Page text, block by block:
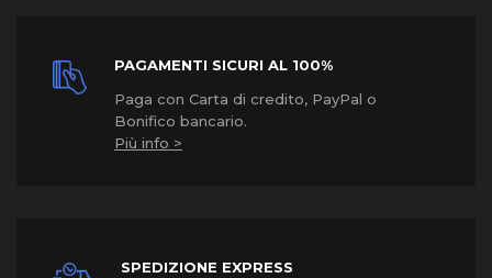
PAGAMENTI SICURI AL 100%
Paga con Carta di credito, PayPal o
Bonifico bancario.
Più info >
SPEDIZIONE EXPRESS